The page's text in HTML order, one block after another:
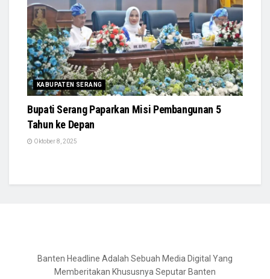
KABUPATEN SERANG
Bupati Serang Paparkan Misi Pembangunan 5
Tahun ke Depan
Oktober 8, 2025
Banten Headline Adalah Sebuah Media Digital Yang
Memberitakan Khususnya Seputar Banten